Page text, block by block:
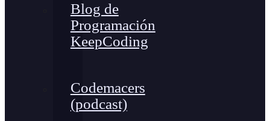
Blog de
Programación
KeepCoding
Codemacers
(podcast)